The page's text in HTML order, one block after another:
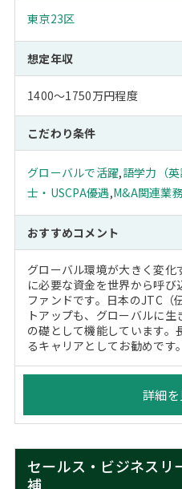
東京23区
想定年収
1400～1750万円程度
こだわり条件
グローバルで活躍,語学力（
士・USCPA優遇,M&A関連業務
おすすめコメント
グローバル環境が大きく変
に必要な資金を世界から呼
ファンドです。日本のJTC（
トアップも、グローバルに
の礎として機能しています。
るキャリアとしてお勧めです。
詳細を
セールス・ビジネスリ
補